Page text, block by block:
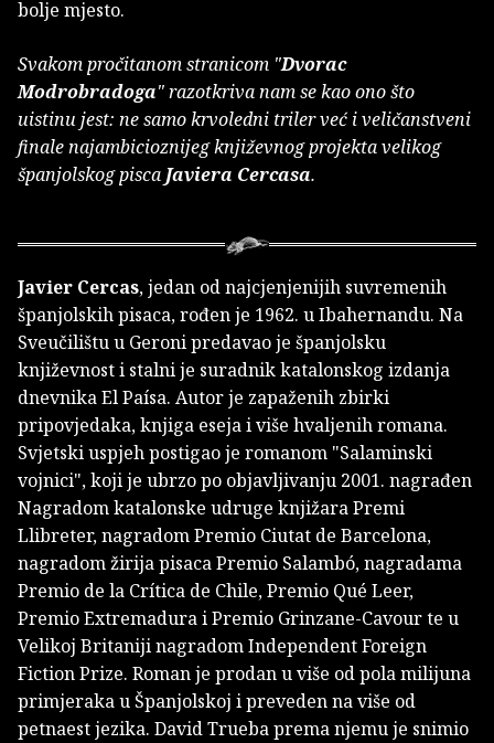
bolje mjesto.
Svakom pročitanom stranicom "Dvorac
Modrobradoga" razotkriva nam se kao ono što
uistinu jest: ne samo krvoledni triler već i veličanstveni
finale najambicioznijeg književnog projekta velikog
španjolskog pisca Javiera Cercasa.
Javier Cercas, jedan od najcjenjenijih suvremenih
španjolskih pisaca, rođen je 1962. u Ibahernandu. Na
Sveučilištu u Geroni predavao je španjolsku
književnost i stalni je suradnik katalonskog izdanja
dnevnika El Paísa. Autor je zapaženih zbirki
pripovjedaka, knjiga eseja i više hvaljenih romana.
Svjetski uspjeh postigao je romanom "Salaminski
vojnici", koji je ubrzo po objavljivanju 2001. nagrađen
Nagradom katalonske udruge knjižara Premi
Llibreter, nagradom Premio Ciutat de Barcelona,
nagradom žirija pisaca Premio Salambó, nagradama
Premio de la Crítica de Chile, Premio Qué Leer,
Premio Extremadura i Premio Grinzane-Cavour te u
Velikoj Britaniji nagradom Independent Foreign
Fiction Prize. Roman je prodan u više od pola milijuna
primjeraka u Španjolskoj i preveden na više od
petnaest jezika. David Trueba prema njemu je snimio